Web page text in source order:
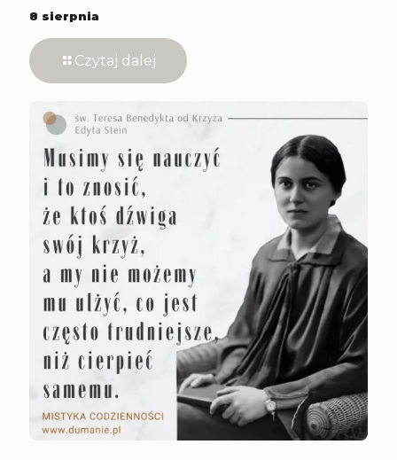
8 sierpnia
Czytaj dalej